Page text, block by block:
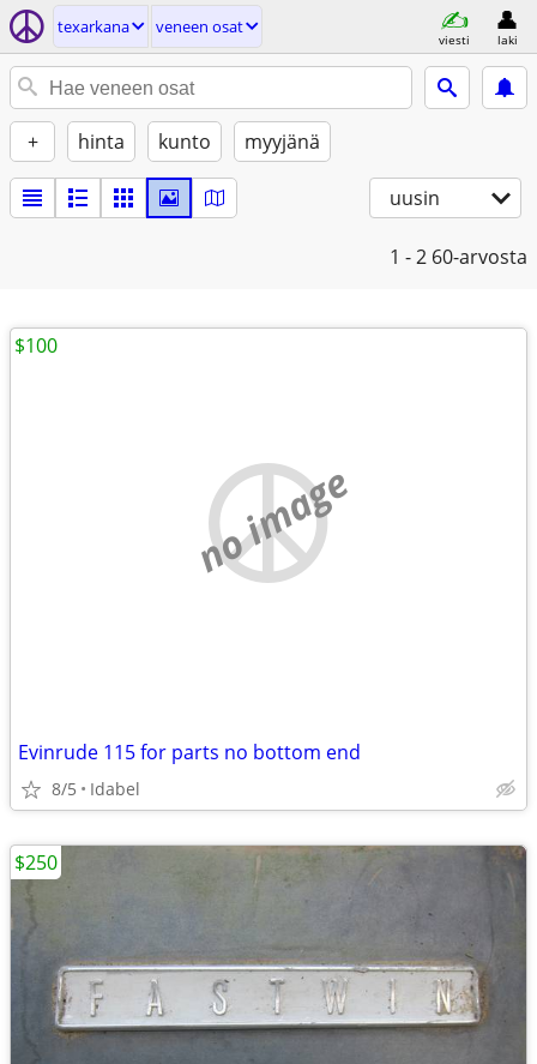
texarkana veneen osat
viesti laki
+ hinta kunto myyjänä
uusin
1 - 2 60-arvosta
no image
Evinrude 115 for parts no bottom end
8/5 Idabel
$100
$250